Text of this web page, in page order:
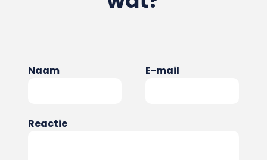
Naam E-mail
Reactie